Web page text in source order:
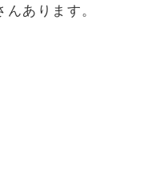
あります。